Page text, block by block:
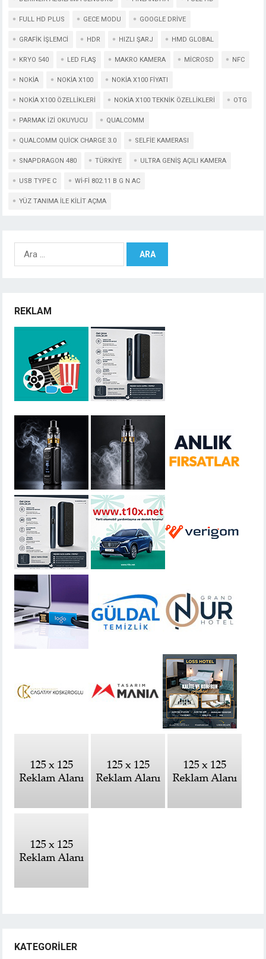
FULL HD PLUS GECE MODU GOOGLE DRIVE
GRAFIK IŞLEMCI HDR HIZLI ŞARJ HMD GLOBAL
KRYO 540 LED FLAŞ MAKRO KAMERA MICROSD NFC
NOKIA NOKIA X100 NOKIA X100 FIYATI
NOKIA X100 ÖZELLIKLERI NOKIA X100 TEKNIK ÖZELLIKLERI OTG
PARMAK IZI OKUYUCU QUALCOMM
QUALCOMM QUICK CHARGE 3.0 SELFIE KAMERASI
SNAPDRAGON 480 TÜRKIYE ULTRA GENIŞ AÇILI KAMERA
USB TYPE C WI-FI 802.11 B G N AC
YÜZ TANIMA ILE KILIT AÇMA
REKLAM
KATEGORILER